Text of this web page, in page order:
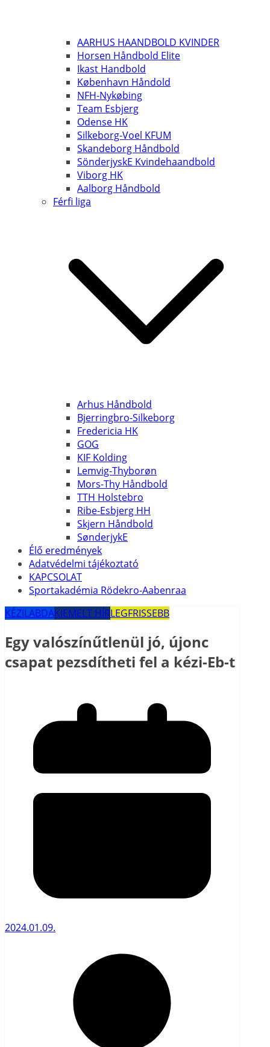
AARHUS HAANDBOLD KVINDER
Horsen Håndbold Elite
Ikast Handbold
København Håndold
NFH-Nykøbing
Team Esbjerg
Odense HK
Silkeborg-Voel KFUM
Skandeborg Håndbold
SönderjyskE Kvindehaandbold
Viborg HK
Aalborg Håndbold
Férfi liga
Arhus Håndbold
Bjerringbro-Silkeborg
Fredericia HK
GOG
KIF Kolding
Lemvig-Thyborøn
Mors-Thy Håndbold
TTH Holstebro
Ribe-Esbjerg HH
Skjern Håndbold
SønderjykE
Élő eredmények
Adatvédelmi tájékoztató
KAPCSOLAT
Sportakadémia Rödekro-Aabenraa
KÉZILABDAKIEMELT HÍRLEGFRISSEBB
Egy valószínűtlenül jó, újonc
csapat pezsdítheti fel a kézi-Eb-t
2024.01.09.